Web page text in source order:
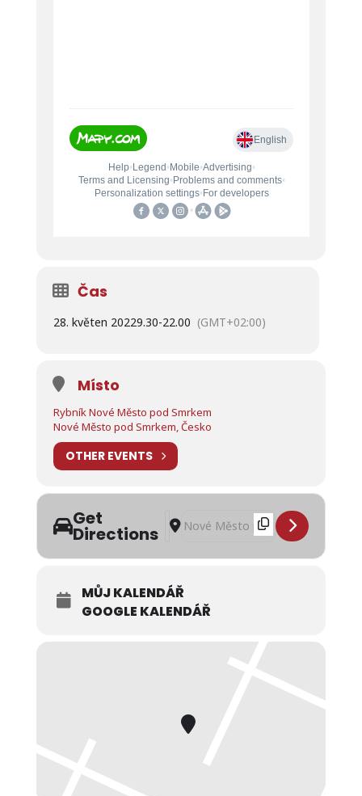
Čas
28. květen 20229.30-22.00 (GMT+02:00)
Místo
Rybník Nové Město pod Smrkem
Nové Město pod Smrkem, Česko
OTHER EVENTS
Get
Directions
Address - Novoměstský Sršáň 2022 []
Destination Address -
MŮJ KALENDÁŘ
GOOGLE KALENDÁŘ